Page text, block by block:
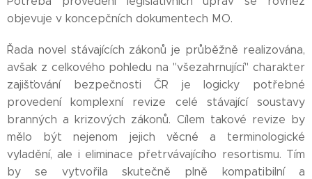
objevuje v koncepčních dokumentech MO.
Řada novel stávajících zákonů je průběžně realizována,
avšak z celkového pohledu na "všezahrnující" charakter
zajišťování bezpečnosti ČR je logicky potřebné
provedení komplexní revize celé stávající soustavy
branných a krizových zákonů. Cílem takové revize by
mělo být nejenom jejich věcné a terminologické
vyladění, ale i eliminace přetrvávajícího resortismu. Tím
by se vytvořila skutečně plně kompatibilní a